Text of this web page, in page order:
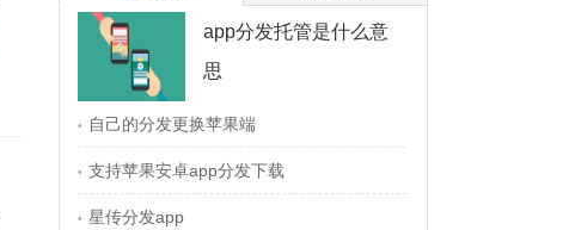
app分发托管是什么意
思
• 自己的分发更换苹果端
• 支持苹果安卓app分发下载
• 星传分发app